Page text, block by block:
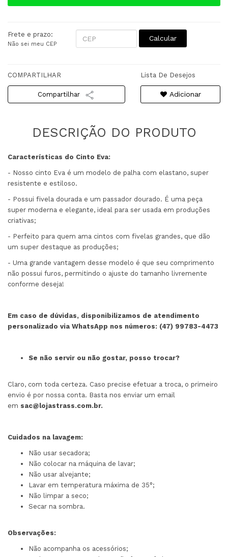
Frete e prazo:
Não sei meu CEP
Calcular
COMPARTILHAR
Compartilhar
Lista De Desejos
Adicionar
Características do Cinto Eva:
- Nosso cinto Eva é um modelo de palha com elastano, super
resistente e estiloso.
- Possui fivela dourada e um passador dourado. É uma peça
super moderna e elegante, ideal para ser usada em produções
criativas;
- Perfeito para quem ama cintos com fivelas grandes, que dão
um super destaque as produções;
- Uma grande vantagem desse modelo é que seu comprimento
não possui furos, permitindo o ajuste do tamanho livremente
conforme deseja!
Em caso de dúvidas, disponibilizamos de atendimento
personalizado via WhatsApp nos números: (47) 99783-4473
Se não servir ou não gostar, posso trocar?
Claro, com toda certeza. Caso precise efetuar a troca, o primeiro
envio é por nossa conta. Basta nos enviar um email
em sac@lojastrass.com.br.
Cuidados na lavagem:
Não usar secadora;
Não colocar na máquina de lavar;
Não usar alvejante;
Lavar em temperatura máxima de 35°;
Não limpar a seco;
Secar na sombra.
Observações:
Não acompanha os acessórios;